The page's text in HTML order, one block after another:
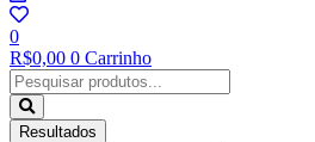
0
R$0,00 0 Carrinho
Pesquisar
...
Resultados